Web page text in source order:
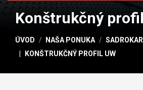
Konštrukčný
ÚVOD NAŠA PONUKA
KONŠTRUKČNÝ PROFIL UW